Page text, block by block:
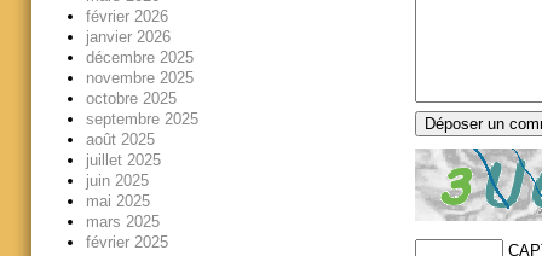
février 2026
janvier 2026
décembre 2025
novembre 2025
octobre 2025
septembre 2025
août 2025
juillet 2025
juin 2025
mai 2025
mars 2025
février 2025